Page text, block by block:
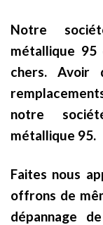
Notre
métallique
chers. Avoir
notre
métallique 95.
Faites nous
offrons de
dépannage